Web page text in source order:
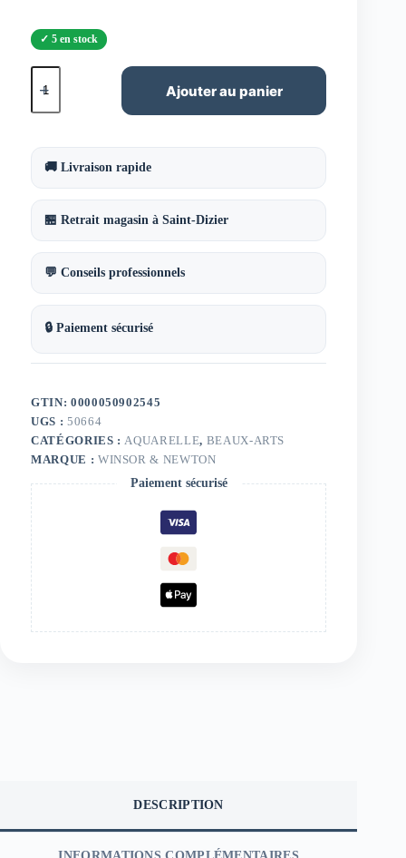
5 en stock
quantité
de
jaune
naples
14ml
W&N
série
1
Ajouter au panier
🚚 Livraison rapide
🏪 Retrait magasin à Saint-Dizier
💬 Conseils professionnels
🔒 Paiement sécurisé
GTIN: 0000050902545
UGS : 50664
CATÉGORIES :AQUARELLE, BEAUX-ARTS
MARQUE : WINSOR & NEWTON
Paiement sécurisé
DESCRIPTION